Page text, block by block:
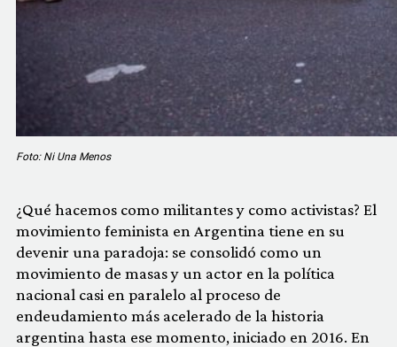
Foto: Ni Una Menos
¿Qué hacemos como militantes y como activistas? El
movimiento feminista en Argentina tiene en su
devenir una paradoja: se consolidó como un
movimiento de masas y un actor en la política
nacional casi en paralelo al proceso de
endeudamiento más acelerado de la historia
argentina hasta ese momento, iniciado en 2016. En